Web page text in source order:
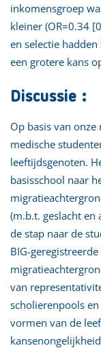
inkomensgroep
kleiner (OR=0.34
en selectie
een grotere kans
Discussie :
Op basis van
medische
leeftijdsgenoten.
basisschool naar
(m.b.t. geslacht en
de stap naar de
BIG-
van
scholierenpools
vormen van de